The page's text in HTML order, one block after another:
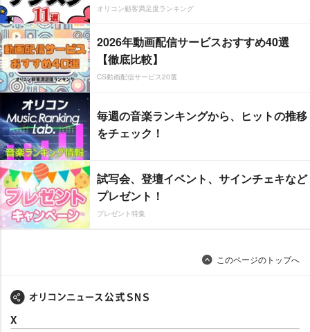
オリコン顧客満足度ランキング
2026年動画配信サービスおすすめ40選
【徹底比較】
CS動画配信サービス20選
毎週の音楽ランキングから、ヒットの推移
をチェック！
試写会、登壇イベント、サインチェキなど
プレゼント！
プレゼント特集
このページのトップへ
X